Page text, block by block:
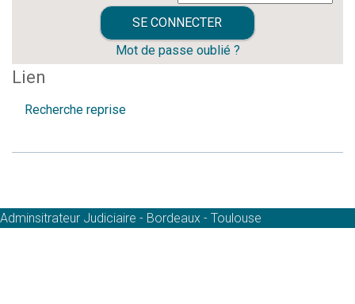
Mot de passe oublié ?
Lien
Recherche reprise
Adminsitrateur Judiciaire - Bordeaux - Toulouse